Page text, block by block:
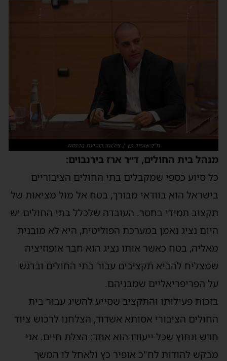
ח"כ אופיר כץ | צילום: דוברות הכנסת
מנהל בית החולים, ד״ר ארז בירנבוים:
כל סיוע כספי שמקבלים בתי החולים הציבוריים
בישראל הוא בוודאי מבורך, בטח אל מול מציאות של
תקצוב תמידי בחסר. העובדה שלכלל בתי החולים יש
היום נציג נאמן במערכת הפוליטית, היא לא מובנית
מאליה, בטח כאשר אותו נציג הוא חבר אופוזיציה
שמצליח להביא תקציבים עבור בתי החולים ובדגש
על הפריפריאליים שמבניהם.
בזכות פעילותו והתקציב שסייע להשיג עבור בית
החולים הציבורי אסותא אשדוד, הצלחנו לרכוש ציוד
חדש ונחוץ שכל ייעודו הוא אחד: הצלת חיים. אני
מבקש להודות לח"כ אופיר כץ ולאחל לו המשך